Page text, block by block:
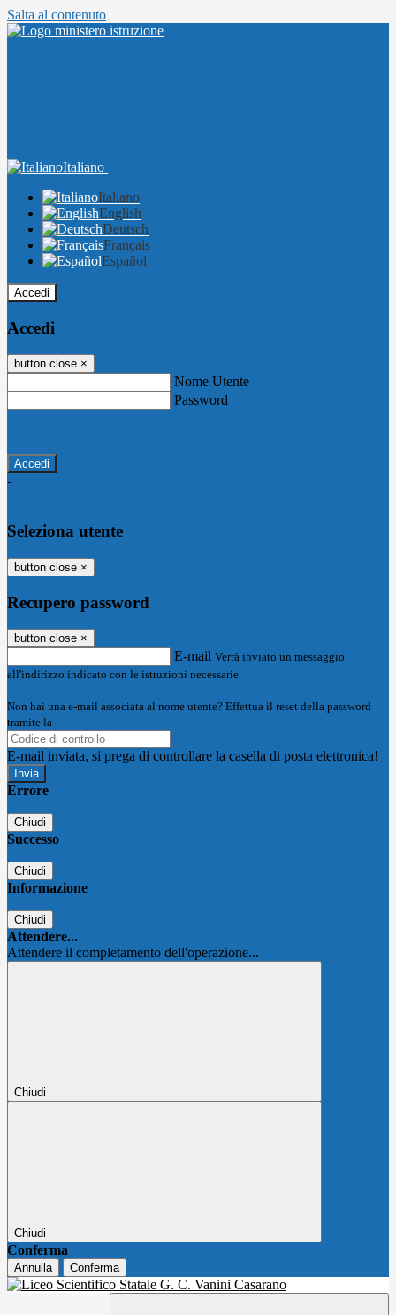
Salta al contenuto
Italiano
Italiano
English
Deutsch
Français
Español
Accedi
Accedi
button close ×
Nome Utente
Password
-
Seleziona utente
button close ×
Recupero password
button close ×
E-mail Verrà inviato un messaggio
all'indirizzo indicato con le istruzioni necessarie.
Non hai una e-mail associata al nome utente? Effettua il reset della password
tramite la
E-mail inviata, si prega di controllare la casella di posta elettronica!
Errore
Chiudi
Successo
Chiudi
Informazione
Chiudi
Attendere...
Attendere il completamento dell'operazione...
Chiudi
Chiudi
Conferma
Annulla Conferma